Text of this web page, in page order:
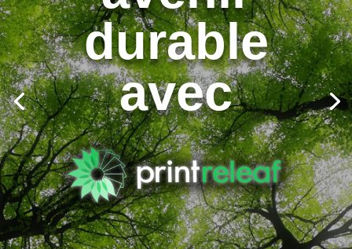
durable
avec